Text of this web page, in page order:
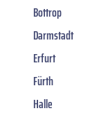
Bottrop
Darmstadt
Erfurt
Fürth
Halle